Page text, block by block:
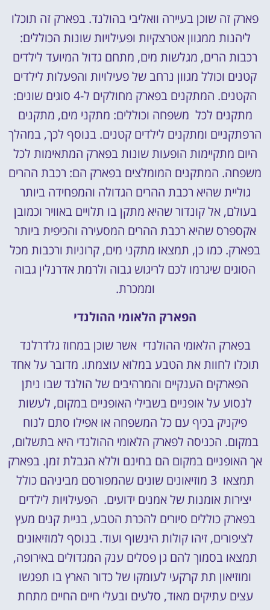
פארק זה שוכן בעיירה וואליבי בהולנד. בפארק זה תוכלו
ליהנות ממגוון אטרצקיות ופעילויות שונות הכוללים:
רכבות הרים, מגלשות מים, מתחם גדול המיועד לילדים
קטנים וכולל מגוון נרחב של פעילויות והפעלות לילדים
הקטנים. המתקנים בפארק מחולקים ל-4 סוגים שונים:
מתקנים לכל משפחה וכוללים: מתקני מים, מתקנים
הרפתקניים ומתקנים לילדים קטנים. בנוסף לכך, במהלך
היום מתקיימות הופעות שונות בפארק המתאימות לכל
משפחה. המתקנים המומלצים בפארק הם: רכבת ההרים
גוליית שהיא רכבת ההרים הגדולה והמפחידה ביותר
בעולם, אל קונדור שהיא מתקן בו תלויים באוויר וכמובן
אקספרס שהיא רכבת ההרים המסעירה והכיפית ביותר
בפארק. כמו כן, תמצאו מתקני מים, קרוניות ורכבות מכל
הסוגים שיגרמו לכם לריגוש גבוה ולרמת אדרנלין גבוה
וממכרת.
הפארק הלאומי ההולנדי
בפארק הלאומי ההולנדי אשר שוכן במחוז גלדרלנד
תוכלו לחוות את הטבע במלוא עוצמתו. מדובר על אחד
הפארקים הענקיים והמרהיבים של הולנד שבו ניתן
לנסוע על אופניים בשבילי האופניים במקום, לעשות
פיקניק בכיף עם כל המשפחה או אפילו סתם לנוח
במקום. הכניסה לפארק הלאומי ההולנדי היא בתשלום,
אך האופניים במקום הם בחינם וללא הגבלת זמן. בפארק
תמצאו 3 מוזיאונים שונים שהמפורסם מביניהם כולל
יצירות אומנות של אמנים ידועים. הפעילויות לילדים
בפארק כוללים סיורים להכרת הטבע, בניית קנים מעץ
לציפורים, זיהו קולות הינשוף ועוד. בנוסף למוזיאונים
תמצאו בסמוך להם גן פסלים ענק המגדולים באירופה,
ומוזיאון תת קרקעי לעומקו של כדור הארץ בו תפגשו
עצים עתיקים מאוד, סלעים ובעלי חיים החיים מתחת